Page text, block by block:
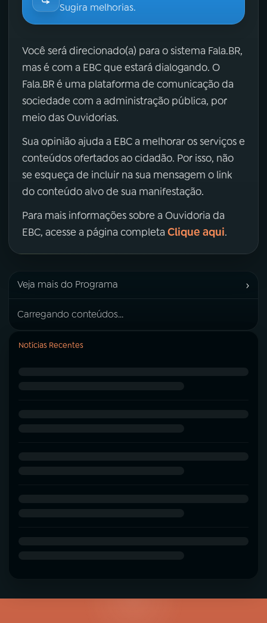
Sugira melhorias.
Você será direcionado(a) para o sistema Fala.BR,
mas é com a EBC que estará dialogando. O
Fala.BR é uma plataforma de comunicação da
sociedade com a administração pública, por
meio das Ouvidorias.
Sua opinião ajuda a EBC a melhorar os serviços e
conteúdos ofertados ao cidadão. Por isso, não
se esqueça de incluir na sua mensagem o link
do conteúdo alvo de sua manifestação.
Para mais informações sobre a Ouvidoria da
EBC, acesse a página completa Clique aqui.
Veja mais do Programa ›
Carregando conteúdos...
Notícias Recentes